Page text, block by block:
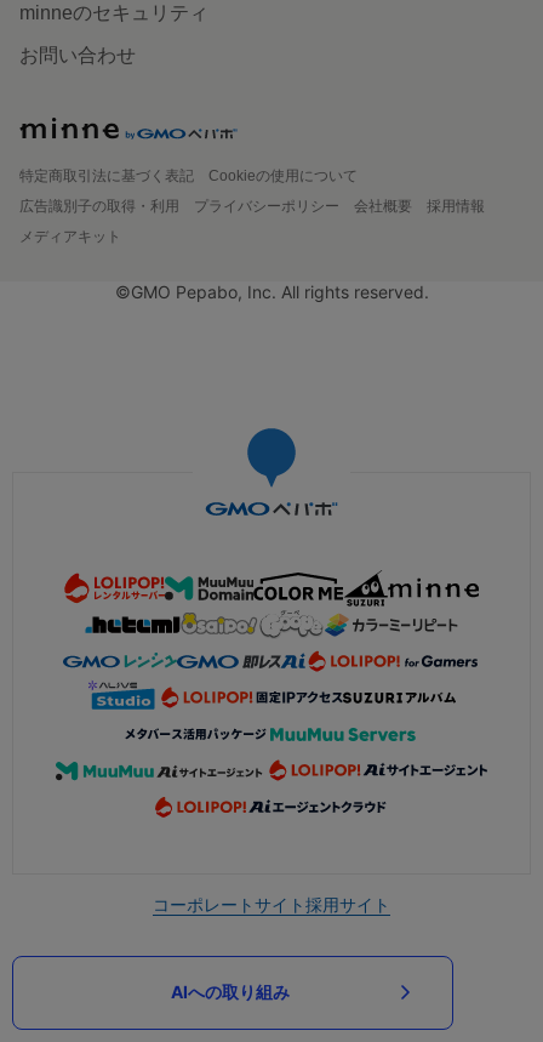
minneのセキュリティ
お問い合わせ
特定商取引法に基づく表記
Cookieの使用について
広告識別子の取得・利用
プライバシーポリシー 会社概要
採用情報
メディアキット
©GMO Pepabo, Inc. All rights reserved.
コーポレートサイト採用サイト
AIへの取り組み